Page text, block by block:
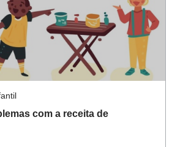
com a receita de